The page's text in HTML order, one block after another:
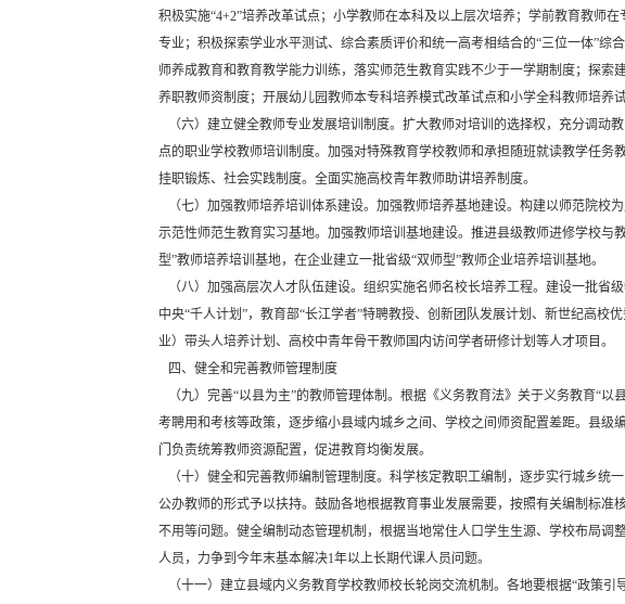
积极实施“4+2”培养改革试点；小学教师在本科及以上层次培养；学前教育教师
专业；积极探索学业水平测试、综合素质评价和统一高考相结合的“三位一体”
师养成教育和教育教学能力训练，落实师范生教育实践不少于一学期制度；探
养职教师资制度；开展幼儿园教师本专科培养模式改革试点和小学全科教师培养试
（六）建立健全教师专业发展培训制度。扩大教师对培训的选择权，充分调动
点的职业学校教师培训制度。加强对特殊教育学校教师和承担随班就读教学任务
挂职锻炼、社会实践制度。全面实施高校青年教师助讲培养制度。
（七）加强教师培养培训体系建设。加强教师培养基地建设。构建以师范院校
示范性师范生教育实习基地。加强教师培训基地建设。推进县级教师进修学校与
型”教师培养培训基地，在企业建立一批省级“双师型”教师企业培养培训基地。
（八）加强高层次人才队伍建设。组织实施名师名校长培养工程。建设一批省
中央“千人计划”，教育部“长江学者”特聘教授、创新团队发展计划、新世纪高校
业）带头人培养计划、高校中青年骨干教师国内访问学者研修计划等人才项目。
四、健全和完善教师管理制度
（九）完善“以县为主”的教师管理体制。根据《义务教育法》关于义务教育“
考聘用和考核等政策，逐步缩小县域内城乡之间、学校之间师资配置差距。县
门负责统筹教师资源配置，促进教育均衡发展。
（十）健全和完善教师编制管理制度。科学核定教职工编制，逐步实行城乡统
公办教师的形式予以扶持。鼓励各地根据教育事业发展需要，按照有关编制标
不用等问题。健全编制动态管理机制，根据当地常住人口学生生源、学校布局
人员，力争到今年末基本解决1年以上长期代课人员问题。
（十一）建立县域内义务教育学校教师校长轮岗交流机制。各地要根据“政策